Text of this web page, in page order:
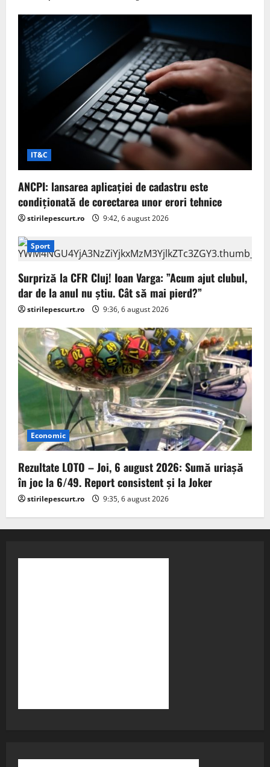
IT&C
ANCPI: lansarea aplicației de cadastru este
condiționată de corectarea unor erori tehnice
stirilepescurt.ro 9:42, 6 august 2026
Sport
Surpriză la CFR Cluj! Ioan Varga: ”Acum ajut clubul,
dar de la anul nu știu. Cât să mai pierd?”
stirilepescurt.ro 9:36, 6 august 2026
Economic
Rezultate LOTO – Joi, 6 august 2026: Sumă uriașă
în joc la 6/49. Report consistent și la Joker
stirilepescurt.ro 9:35, 6 august 2026